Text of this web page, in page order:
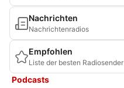
Nachrichten
Nachrichtenradios
Empfohlen
Liste der besten Radiosender
Podcasts